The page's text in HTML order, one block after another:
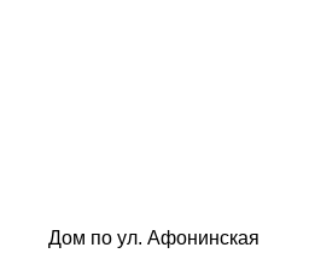
Дом по ул. Афонинская